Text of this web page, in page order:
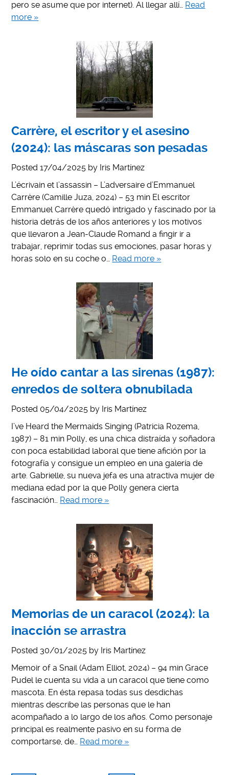
pero se asume que por internet). Al llegar allí… Read
more »
Carrère, el escritor y el asesino
(2024): las máscaras son pesadas
Posted17/04/2025 by Iris Martínez
L’écrivain et l’assassin – L’adversaire d’Emmanuel
Carrère (Camille Juza, 2024) – 53 min El escritor
Emmanuel Carrère quedó intrigado y fascinado por la
historia detrás de los años anteriores y los motivos
que llevaron a Jean-Claude Romand a fingir ir a
trabajar, reprimir todas sus emociones, pasar horas y
horas solo en su coche o… Read more »
He oído cantar a las sirenas (1987):
enredos de soltera obnubilada
Posted 05/04/2025 by Iris Martínez
I’ve Heard the Mermaids Singing (Patricia Rozema,
1987) – 81 min Polly, es una chica distraída y soñadora
con poca estabilidad laboral que tiene afición por la
fotografía y consigue un empleo en una galería de
arte. Gabrielle, su nueva jefa es una atractiva mujer de
mediana edad por la que Polly genera cierta
fascinación… Read more »
Memorias de un caracol (2024): la
inacción se arrastra
Posted 30/01/2025 by Iris Martínez
Memoir of a Snail (Adam Elliot, 2024) – 94 min Grace
Pudel le cuenta su vida a un caracol que tiene como
mascota. En ésta repasa todas sus desdichas
mientras describe las personas que le han
acompañado a lo largo de los años. Como personaje
principal es realmente pasivo en su forma de
comportarse, de… Read more »